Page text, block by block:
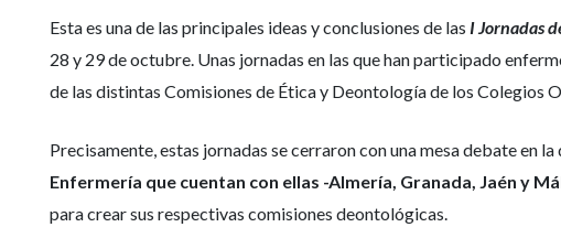
Esta es una de las principales ideas y conclusiones de las I Jornadas
28 y 29 de octubre. Unas jornadas en las que han participado
de las distintas Comisiones de Ética y Deontología de los Colegios
Precisamente, estas jornadas se cerraron con una mesa debate en
Enfermería que cuentan con ellas -Almería, Granada, Jaén y
para crear sus respectivas comisiones deontológicas.